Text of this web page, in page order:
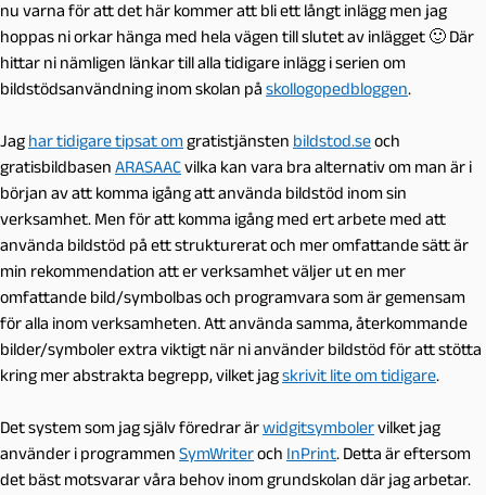
nu varna för att det här kommer att bli ett långt inlägg men jag
hoppas ni orkar hänga med hela vägen till slutet av inlägget 🙂 Där
hittar ni nämligen länkar till alla tidigare inlägg i serien om
bildstödsanvändning inom skolan på skollogopedbloggen.
Jag har tidigare tipsat omgratistjänsten bildstod.seoch
gratisbildbasen ARASAACvilka kan vara bra alternativ om man är i
början av att komma igång att använda bildstöd inom sin
verksamhet. Men för att komma igång med ert arbete med att
använda bildstöd på ett strukturerat och mer omfattande sätt är
min rekommendation att er verksamhet väljer ut en mer
omfattande bild/symbolbas och programvara som är gemensam
för alla inom verksamheten. Att använda samma, återkommande
bilder/symboler extra viktigt när ni använder bildstöd för att stötta
kring mer abstrakta begrepp, vilket jagskrivit lite om tidigare.
Det system som jag själv föredrar ärwidgitsymbolervilket jag
använder i programmen SymWriteroch InPrint. Detta är eftersom
det bäst motsvarar våra behov inom grundskolan där jag arbetar.